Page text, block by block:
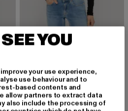
YOU
your use experience,
use behaviour and to
based contents and
allow partners to extract data
also include the processing of